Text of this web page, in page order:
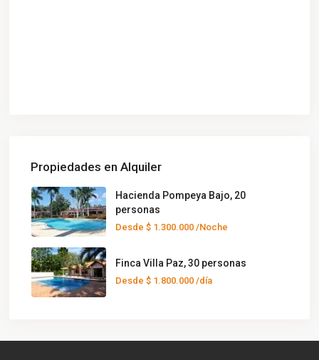
Propiedades en Alquiler
Hacienda Pompeya Bajo, 20
personas
Desde $ 1.300.000/Noche
Finca Villa Paz, 30 personas
Desde $ 1.800.000/día